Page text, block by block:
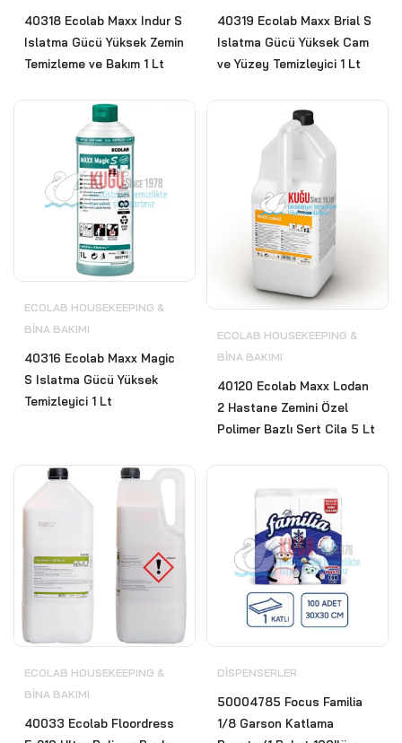
40318 Ecolab Maxx Indur S
Islatma Gücü Yüksek Zemin
Temizleme ve Bakım 1 Lt
40319 Ecolab Maxx Brial S
Islatma Gücü Yüksek Cam
ve Yüzey Temizleyici 1 Lt
ECOLAB HOUSEKEEPING &
BİNA BAKIMI
40316 Ecolab Maxx Magic
S Islatma Gücü Yüksek
Temizleyici 1 Lt
ECOLAB HOUSEKEEPING &
BİNA BAKIMI
40120 Ecolab Maxx Lodan
2 Hastane Zemini Özel
Polimer Bazlı Sert Cila 5 Lt
ECOLAB HOUSEKEEPING &
BİNA BAKIMI
40033 Ecolab Floordress
DISPENSERLER
50004785 Focus Familia
1/8 Garson Katlama